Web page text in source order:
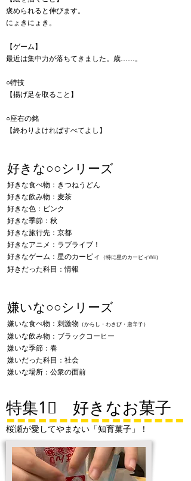
褒められると伸びます。
にょきにょき。
【ゲーム】
最近は集中力が落ちてきました。歳……。
○特技
【揚げ足を取ること】
○座右の銘​
【終わりよければすべてよし】
好きな○○シリーズ
好きな食べ物：きつねうどん
好きな飲み物：麦茶
好きな色：ピンク
好きな季節：秋
好きな旅行先：京都
好きなアニメ：ラブライブ！
好きなゲーム：星のカービィ
（特に星のカービィWii）
​好きだった科目：情報
嫌いな○○シリーズ
嫌いな食べ物：刺激物 （からし・わさび・唐辛子）
嫌いな飲み物：ブラックコーヒー
嫌いな季節：春
​嫌いだった科目：社会
​嫌いな場所：公衆の面前
特集1⃣ 好きなお菓子
桜瀬が愛してやまない「知育菓子」！